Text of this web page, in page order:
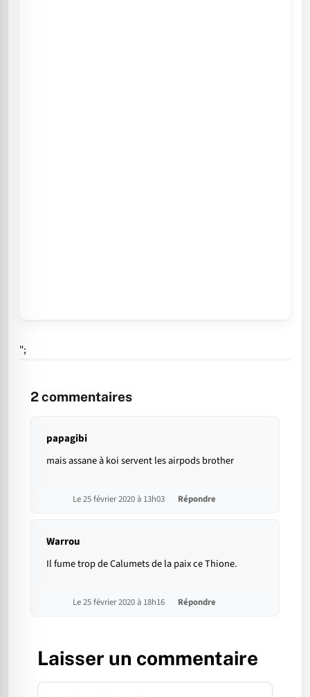
";
2commentaires
papagibi
mais assane à koi servent les airpods brother
Le 25 février 2020 à 13h03 Répondre
Warrou
Il fume trop de Calumets de la paix ce Thione.
Le 25 février 2020 à 18h16 Répondre
Laisser un commentaire
Commentaire